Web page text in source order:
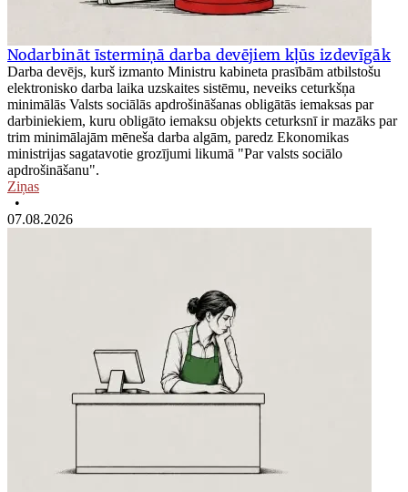
Nodarbināt īstermiņā darba devējiem kļūs izdevīgāk
Darba devējs, kurš izmanto Ministru kabineta prasībām atbilstošu
elektronisko darba laika uzskaites sistēmu, neveiks ceturkšņa
minimālās Valsts sociālās apdrošināšanas obligātās iemaksas par
darbiniekiem, kuru obligāto iemaksu objekts ceturksnī ir mazāks par
trim minimālajām mēneša darba algām, paredz Ekonomikas
ministrijas sagatavotie grozījumi likumā "Par valsts sociālo
apdrošināšanu".
Ziņas
•
07.08.2026